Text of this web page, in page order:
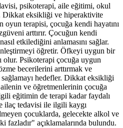
psikoterapi, aile eğitimi, okul
Dikkat eksikliği ve hiperaktivite
terapisi, çocuğa kendi hayatını
arttırır. Çocuğun kendi
etkilediğini anlamasını sağlar.
öğretir. Öfkeyi uygun bir
olur. Psikoterapi çocuğa uygun
becerilerini arttırmak ve
sağlamayı hedefler. Dikkat eksikliği
ve öğretmenlerinin çocuğa
eğitimin de terapi kadar faydalı
ilaç tedavisi ile ilgili kaygı
çocuklarda, gelecekte alkol ve
fazladır" açıklamalarında bulundu.